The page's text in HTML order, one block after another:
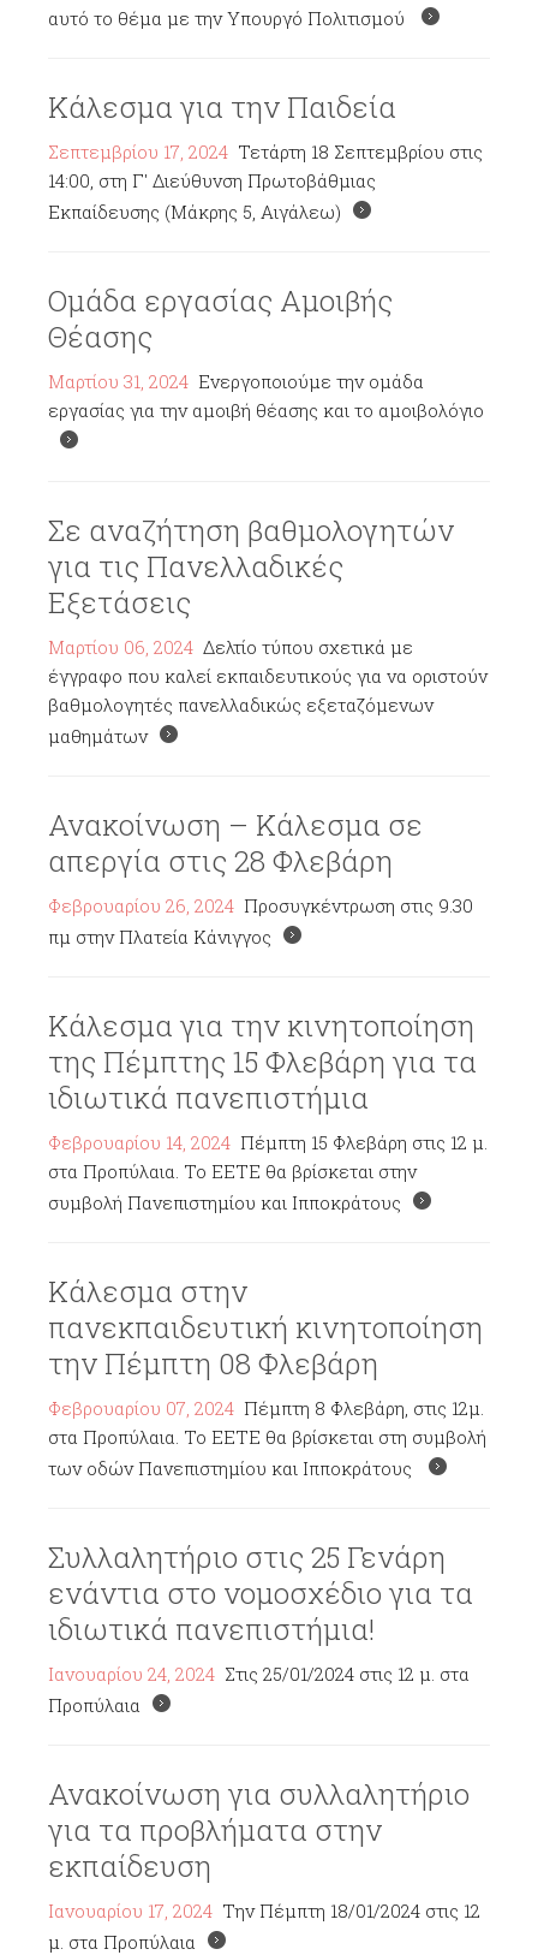
αυτό το θέμα με την Υπουργό Πολιτισμού
Κάλεσμα για την Παιδεία
Σεπτεμβρίου 17, 2024 Τετάρτη 18 Σεπτεμβρίου στις
14:00, στη Γ' Διεύθυνση Πρωτοβάθμιας
Εκπαίδευσης (Μάκρης 5, Αιγάλεω)
Ομάδα εργασίας Αμοιβής
Θέασης
Μαρτίου 31, 2024 Ενεργοποιούμε την ομάδα
εργασίας για την αμοιβή θέασης και το αμοιβολόγιο
Σε αναζήτηση βαθμολογητών
για τις Πανελλαδικές
Εξετάσεις
Μαρτίου 06, 2024 Δελτίο τύπου σχετικά με
έγγραφο που καλεί εκπαιδευτικούς για να οριστούν
βαθμολογητές πανελλαδικώς εξεταζόμενων
μαθημάτων
Ανακοίνωση – Κάλεσμα σε
απεργία στις 28 Φλεβάρη
Φεβρουαρίου 26, 2024 Προσυγκέντρωση στις 9.30
πμ στην Πλατεία Κάνιγγος
Κάλεσμα για την κινητοποίηση
της Πέμπτης 15 Φλεβάρη για τα
ιδιωτικά πανεπιστήμια
Φεβρουαρίου 14, 2024 Πέμπτη 15 Φλεβάρη στις 12 μ.
στα Προπύλαια. Το ΕΕΤΕ θα βρίσκεται στην
συμβολή Πανεπιστημίου και Ιπποκράτους
Κάλεσμα στην
πανεκπαιδευτική κινητοποίηση
την Πέμπτη 08 Φλεβάρη
Φεβρουαρίου 07, 2024 Πέμπτη 8 Φλεβάρη, στις 12μ.
στα Προπύλαια. Το ΕΕΤΕ θα βρίσκεται στη συμβολή
των οδών Πανεπιστημίου και Ιπποκράτους
Συλλαλητήριο στις 25 Γενάρη
ενάντια στο νομοσχέδιο για τα
ιδιωτικά πανεπιστήμια!
Ιανουαρίου 24, 2024 Στις 25/01/2024 στις 12 μ. στα
Προπύλαια
Ανακοίνωση για συλλαλητήριο
για τα προβλήματα στην
εκπαίδευση
Ιανουαρίου 17, 2024 Την Πέμπτη 18/01/2024 στις 12
μ. στα Προπύλαια